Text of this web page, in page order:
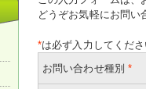
どうぞお気軽にお問い
*は必ず入力してくだ
お問い合わせ種別 *